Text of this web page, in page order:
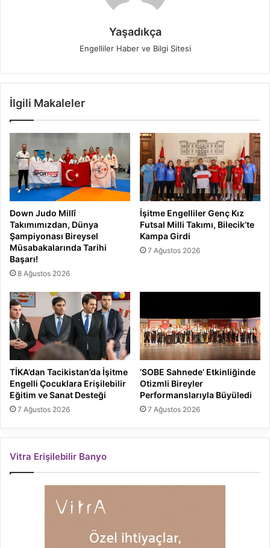
Yaşadıkça
Engelliler Haber ve Bilgi Sitesi
İlgili Makaleler
Down Judo Millî
Takımımızdan, Dünya
Şampiyonası Bireysel
Müsabakalarında Tarihi
Başarı!
8 Ağustos 2026
İşitme Engelliler Genç Kız
Futsal Milli Takımı, Bilecik’te
Kampa Girdi
7 Ağustos 2026
TİKA’dan Tacikistan’da İşitme
Engelli Çocuklara Erişilebilir
Eğitim ve Sanat Desteği
7 Ağustos 2026
‘SOBE Sahnede’ Etkinliğinde
Otizmli Bireyler
Performanslarıyla Büyüledi
7 Ağustos 2026
Vitra Erişilebilir Banyo